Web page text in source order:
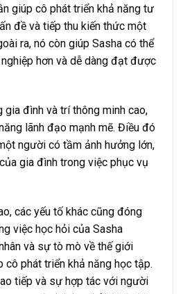
giúp cô phát triển khả năng tư
đề và tiếp thu kiến thức một
ra, nó còn giúp Sasha có thể
hơn và dễ dàng đạt được
gia đình và trí thông minh cao,
lãnh đạo mạnh mẽ. Điều đó
người có tầm ảnh hưởng lớn,
gia đình trong việc phục vụ
các yếu tố khác cũng đóng
việc học hỏi của Sasha
và sự tò mò về thế giới
cô phát triển khả năng học tập.
tiếp và sự hợp tác với người